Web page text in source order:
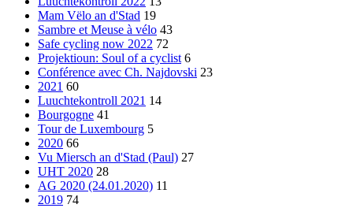
Mam Vëlo an d'Stad 19
Sambre et Meuse à vélo 43
Safe cycling now 2022 72
Projektioun: Soul of a cyclist 6
Conférence avec Ch. Najdovski 23
2021 60
Luuchtekontroll 2021 14
Bourgogne 41
Tour de Luxembourg 5
2020 66
Vu Miersch an d'Stad (Paul) 27
UHT 2020 28
AG 2020 (24.01.2020) 11
2019 74